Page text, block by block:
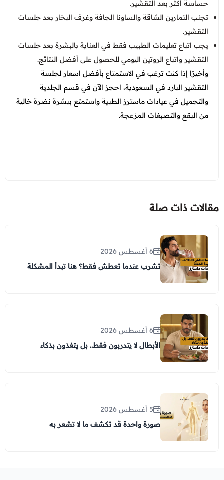
حساسة أكثر بعد التقشير.
تجنب التمارين الشاقة والساونا الجافة وغرف البخار بعد جلسات
التقشير.
يجب اتباع تعليمات الطبيب فقط في العناية بالبشرة بعد جلسات
التقشير واتباع الروتين اليومي للحصول على أفضل النتائج.
وأخيرًا إذا كنت ترغب في الاستمتاع بأفضل اسعار لجلسة
التقشير البارد في السعودية، احجز الآن في قسم الجلدية
والتجميل في عيادات ماسترز الطبية واستمتع ببشرة نضرة خالية
من البقع والتصبغات المزعجة.
مقالات ذات صلة
6 أغسطس 2026
تشرب عندما تعطش فقط؟ هنا تبدأ المشكلة
6 أغسطس 2026
الأبطال لا يتدربون فقط.. بل يتغذون بذكاء
5 أغسطس 2026
صورة واحدة قد تكشف ما لا تشعر به